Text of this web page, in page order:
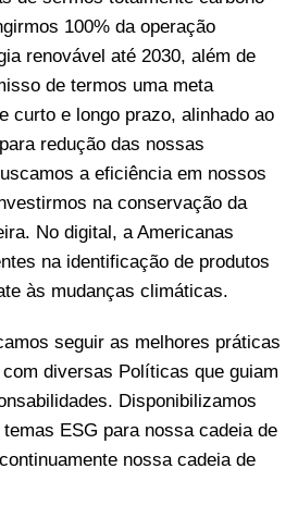
100% da operação
renovável até 2030, além de
de termos uma meta
curto e longo prazo, alinhado ao
redução das nossas
a eficiência em nossos
na conservação da
No digital, a Americanas
na identificação de produtos
às mudanças climáticas.
seguir as melhores práticas
diversas Políticas que guiam
Disponibilizamos
ESG para nossa cadeia de
nossa cadeia de